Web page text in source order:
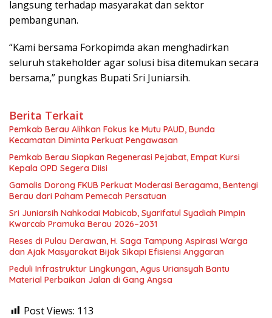
langsung terhadap masyarakat dan sektor
pembangunan.
“Kami bersama Forkopimda akan menghadirkan
seluruh stakeholder agar solusi bisa ditemukan secara
bersama,” pungkas Bupati Sri Juniarsih.
Berita Terkait
Pemkab Berau Alihkan Fokus ke Mutu PAUD, Bunda
Kecamatan Diminta Perkuat Pengawasan
Pemkab Berau Siapkan Regenerasi Pejabat, Empat Kursi
Kepala OPD Segera Diisi
Gamalis Dorong FKUB Perkuat Moderasi Beragama, Bentengi
Berau dari Paham Pemecah Persatuan
Sri Juniarsih Nahkodai Mabicab, Syarifatul Syadiah Pimpin
Kwarcab Pramuka Berau 2026–2031
Reses di Pulau Derawan, H. Saga Tampung Aspirasi Warga
dan Ajak Masyarakat Bijak Sikapi Efisiensi Anggaran
Peduli Infrastruktur Lingkungan, Agus Uriansyah Bantu
Material Perbaikan Jalan di Gang Angsa
Post Views: 113